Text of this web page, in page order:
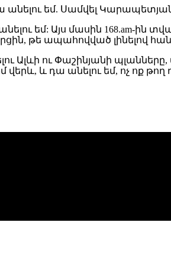
եմ: Այս մասին 168.am-ին
թե ապահովված լինելով
Ալևի ու Փաշինյանի
և դա անելու եմ, ոչ ոք